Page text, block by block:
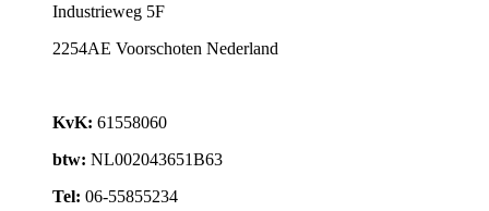
Industrieweg 5F
2254AE Voorschoten Nederland
KvK: 61558060
btw: NL002043651B63
Tel: 06-55855234